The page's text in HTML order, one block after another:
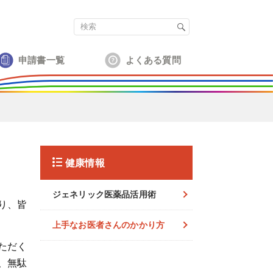
申請書一覧 よくある質問
、皆
だく
無駄
健康情報
ジェネリック医薬品活用術
上手なお医者さんのかかり方